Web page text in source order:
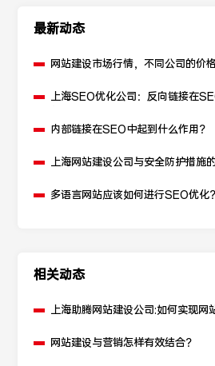
最新动态
网站建设市场行情，不同公司的价
上海SEO优化公司：反向链接在
内部链接在SEO中起到什么作用？
上海网站建设公司与安全防护措施
多语言网站应该如何进行SEO优化？
相关动态
上海助腾网站建设公司:如何实现网
网站建设与营销怎样有效结合？